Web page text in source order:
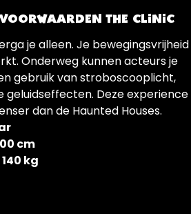
THE CLINIC
je alleen. Je bewegingsvrijheid
Onderweg kunnen acteurs je
gebruik van stroboscooplicht,
Deze experience
dan de Haunted Houses.
cm
kg